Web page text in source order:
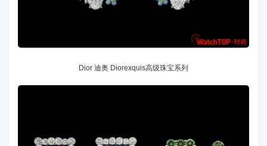
Dior 迪奥 Diorexquis高级珠宝系列